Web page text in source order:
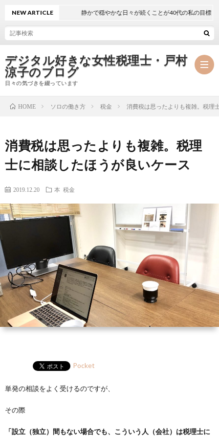
デジタル好きな女性税理士・戸村
涼子のブログ
日々の気づきを綴っています
ー・
講
NEW ARTICLE 静かで穏やかな日々が続くことが40代の私の目標
HOME ソロの働き方 税金 消費税は思ったよりも複雑。税理
消費税は思ったよりも複雑。税理
士に相談したほうが良いケース
2019.12.20 本 税金
Pocket
単発の相談をよく受けるのですが、
その際
「設立（独立）間もない場合でも、こういう人（会社）は税理士に